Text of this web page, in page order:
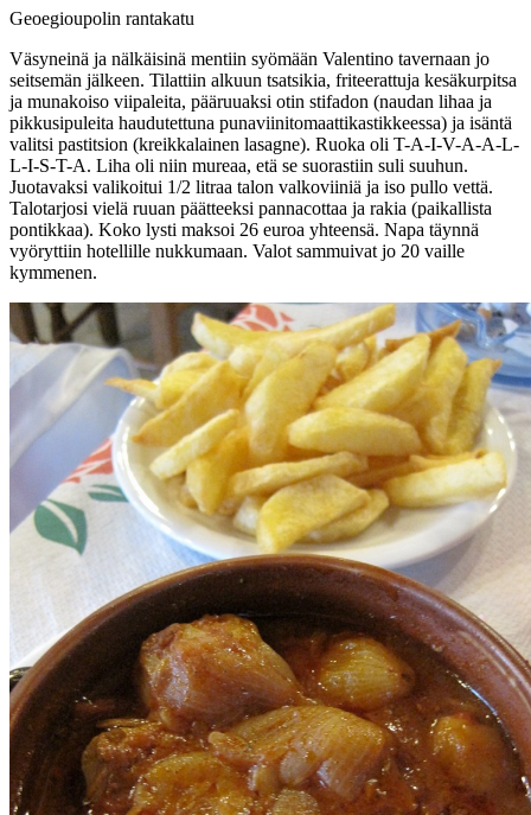
Geoegioupolin rantakatu
Väsyneinä ja nälkäisinä mentiin syömään Valentino tavernaan jo
seitsemän jälkeen. Tilattiin alkuun tsatsikia, friteerattuja kesäkurpitsa
ja munakoiso viipaleita, pääruuaksi otin stifadon (naudan lihaa ja
pikkusipuleita haudutettuna punaviinitomaattikastikkeessa) ja isäntä
valitsi pastitsion (kreikkalainen lasagne). Ruoka oli T-A-I-V-A-A-L-
L-I-S-T-A. Liha oli niin mureaa, etä se suorastiin suli suuhun.
Juotavaksi valikoitui 1/2 litraa talon valkoviiniä ja iso pullo vettä.
Talotarjosi vielä ruuan päätteeksi pannacottaa ja rakia (paikallista
pontikkaa). Koko lysti maksoi 26 euroa yhteensä. Napa täynnä
vyöryttiin hotellille nukkumaan. Valot sammuivat jo 20 vaille
kymmenen.